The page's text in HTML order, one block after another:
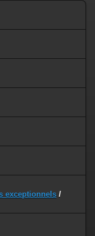
exceptionnels /